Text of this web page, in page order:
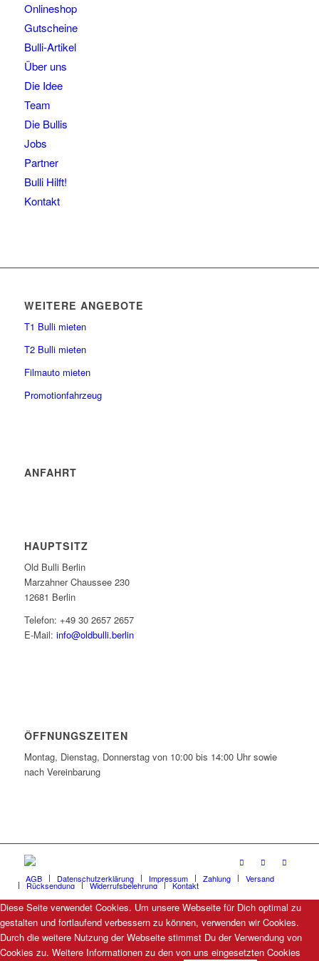
Onlineshop
Gutscheine
Bulli-Artikel
Über uns
Die Idee
Team
Die Bullis
Jobs
Partner
Bulli Hilft!
Kontakt
WEITERE ANGEBOTE
T1 Bulli mieten
T2 Bulli mieten
Filmauto mieten
Promotionfahrzeug
ANFAHRT
HAUPTSITZ
Old Bulli Berlin
Marzahner Chaussee 230
12681 Berlin
Telefon: +49 30 2657 2657
E-Mail: info@oldbulli.berlin
ÖFFNUNGSZEITEN
Montag, Dienstag, Donnerstag von 10:00 bis 14:00 Uhr sowie
nach Vereinbarung
AGB Datenschutzerklärung Impressum Zahlung Versand
Rücksendung Widerrufsbelehrung Kontakt
Diese Seite verwendet Cookies. Um unsere Webseite für Dich optimal zu
gestalten und fortlaufend verbessern zu können, verwenden wir Cookies.
Durch die weitere Nutzung der Webseite stimmst Du der Verwendung von
Cookies zu. Weitere Informationen zu den von uns eingesetzten Cookies